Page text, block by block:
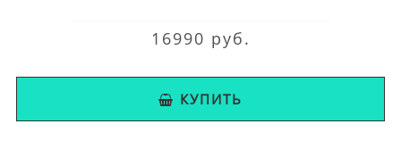
16990 руб.
КУПИТЬ